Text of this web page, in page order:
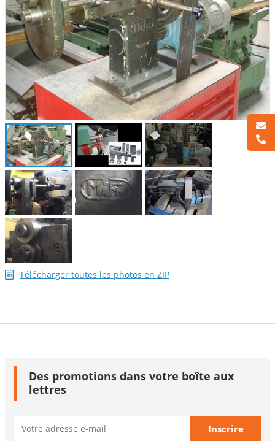
Télécharger toutes les photos en ZIP
Des promotions dans votre boîte aux
lettres